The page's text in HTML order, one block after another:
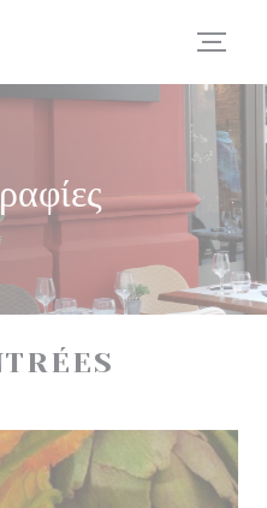
(Cookies)